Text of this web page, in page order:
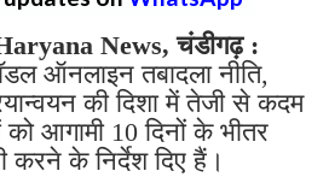
News, चंडीगढ़ :
ऑनलाइन तबादला नीति,
की दिशा में तेजी से कदम
को आगामी 10 दिनों के भीतर
करने के निर्देश दिए हैं।